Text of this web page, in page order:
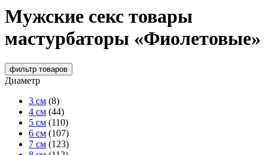
Мужские секс товары
мастурбаторы «Фиолетовые»
фильтр товаров
Диаметр
3 см (8)
4 см (44)
5 см (110)
6 см (107)
7 см (123)